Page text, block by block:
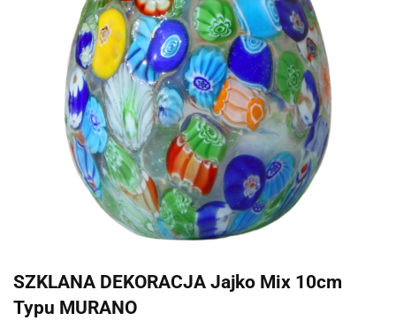
SZKLANA DEKORACJA Jajko Mix 10cm
Typu MURANO